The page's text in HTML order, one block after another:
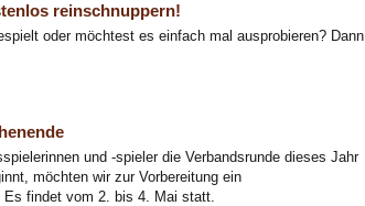
reinschnuppern!
oder möchtest es einfach mal ausprobieren? Dann
und -spieler die Verbandsrunde dieses Jahr
möchten wir zur Vorbereitung ein
Es findet vom 2. bis 4. Mai statt.